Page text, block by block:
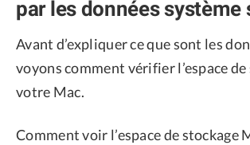
par les données système
Avant d’expliquer ce que sont les
voyons comment vérifier l’espace
votre Mac.
Comment voir l’espace de stockage